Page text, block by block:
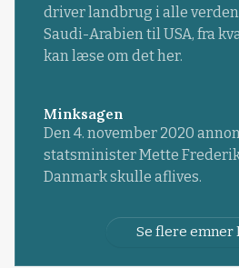
driver landbrug i alle
Saudi-Arabien til USA, fra
kan læse om det her.
Minksagen
Den 4. november 2020
statsminister Mette
Danmark skulle aflives.
Se flere emner